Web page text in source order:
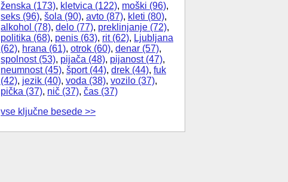
ženska (173), kletvica (122), moški (96),
seks (96), šola (90), avto (87), kleti (80),
alkohol (78), delo (77), preklinjanje (72),
politika (68), penis (63), rit (62), Ljubljana
(62), hrana (61), otrok (60), denar (57),
spolnost (53), pijača (48), pijanost (47),
neumnost (45), šport (44), drek (44), fuk
(42), jezik (40), voda (38), vozilo (37),
pička (37), nič (37), čas (37)
vse ključne besede >>